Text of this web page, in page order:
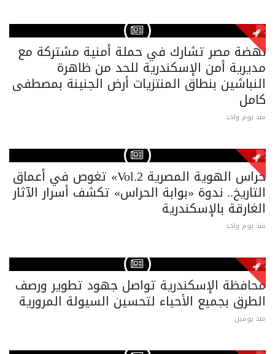
نهضة مصر تشارك في حملة أمنية مشتركة مع
مديرية أمن الإسكندرية للحد من ظاهرة
النباشين بنطاق المنتزيات أرض الجنينة بمصطفى
كامل
منذ يوم واحد
حراس الهوية المصرية Vol.2» تغوص في أعماق
التاريخ.. ندوة «بوابة الحراس» تكشف أسرار الآثار
الغارقة بالإسكندرية
منذ يوم واحد
محافظة الإسكندرية تواصل جهود تطوير ورصف
الطرق بجميع الأحياء لتحسين السيولة المرورية
منذ يومين